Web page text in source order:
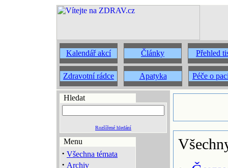
Kalendář akcí Články Přehled
Zdravotní rádce Apatyka Péče o
Hledat
Rozšířené hledání
Menu
· Všechna témata
· Archiv